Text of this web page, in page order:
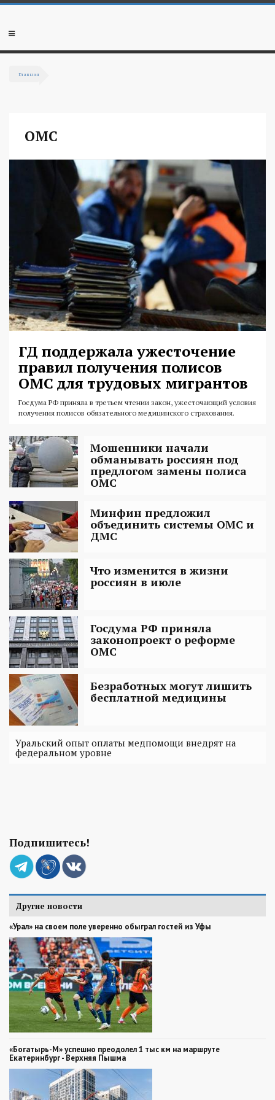
Перейти к основному содержанию
Мобильное
Главная
ОМС
ГД поддержала ужесточение
правил получения полисов
ОМС для трудовых мигрантов
Госдума РФ приняла в третьем чтении закон, ужесточающий условия
получения полисов обязательного медицинского страхования.
Мошенники начали
обманывать россиян под
предлогом замены полиса
ОМС
Минфин предложил
объединить системы ОМС и
ДМС
Что изменится в жизни
россиян в июле
Госдума РФ приняла
законопроект о реформе
ОМС
Безработных могут лишить
бесплатной медицины
Уральский опыт оплаты медпомощи внедрят на
федеральном уровне
Подпишитесь!
Другие новости
«Урал» на своем поле уверенно обыграл гостей из Уфы
«Богатырь-М» успешно преодолел 1 тыс км на маршруте
Екатеринбург - Верхняя Пышма